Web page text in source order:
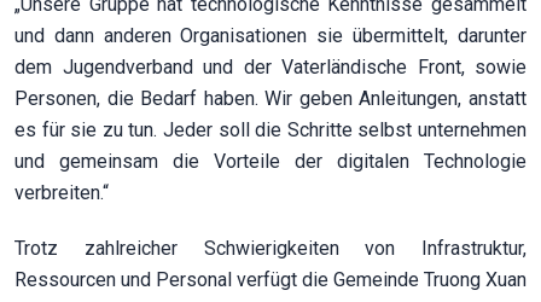
und dann anderen Organisationen sie übermittelt, darunter
dem Jugendverband und der Vaterländische Front, sowie
Personen, die Bedarf haben. Wir geben Anleitungen, anstatt
es für sie zu tun. Jeder soll die Schritte selbst unternehmen
und gemeinsam die Vorteile der digitalen Technologie
verbreiten.“
Trotz zahlreicher Schwierigkeiten von Infrastruktur,
Ressourcen und Personal verfügt die Gemeinde Truong Xuan